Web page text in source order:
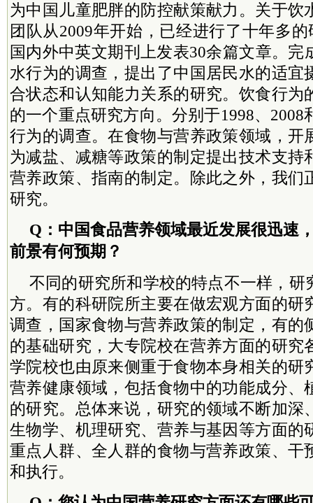
为中国儿童肥胖的防控献策献力。关于饮
团队从2009年开始，已经进行了十年多的
国内外中英文期刊上发表30余篇文章。完
水行为的调查，提出了中国居民水的适宜
合状态和认知能力关系的研究。饮食行为
的一个重点研究方向。分别于1998、2008
行为的调查。在食物与营养政策领域，开
为减盐、减糖等政策的制定提出技术支持
营养政策、指南的制定。除此之外，我们
研究。
Q：中国食品营养领域最近发展很迅速
前景有何预期？
不同的研究所和学校的特点不一样，研
方。有的科研院所主要在做宏观方面的研
调查，国家食物与营养政策的制定，有的
的基础研究，大专院校在营养方面的研究
学院校也由原来侧重于食物本身相关的研
营养健康领域，包括食物中的功能成分、
的研究。总体来说，研究的领域不断加深
生物学、机理研究、营养与基因等方面的
重点人群、全人群的食物与营养政策、干
和执行。